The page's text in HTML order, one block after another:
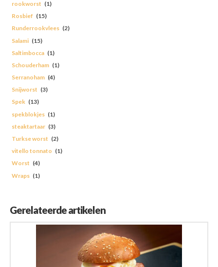
rookworst (1)
Rosbief (15)
Runderrookvlees (2)
Salami (15)
Saltimbocca (1)
Schouderham (1)
Serranoham (4)
Snijworst (3)
Spek (13)
spekblokjes (1)
steaktartaar (3)
Turkse worst (2)
vitello tonnato (1)
Worst (4)
Wraps (1)
Gerelateerde artikelen